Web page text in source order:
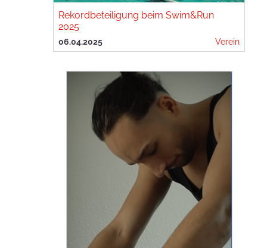
Rekordbeteiligung beim Swim&Run
2025
06.04.2025 Verein